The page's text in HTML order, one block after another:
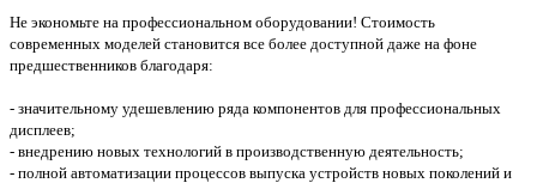
Не экономьте на профессиональном оборудовании! Стоимость
современных моделей становится все более доступной даже на фоне
предшественников благодаря:
- значительному удешевлению ряда компонентов для профессиональных
дисплеев;
- внедрению новых технологий в производственную деятельность;
- полной автоматизации процессов выпуска устройств новых поколений и